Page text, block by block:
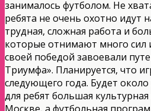
занималось футболом. Не
ребята не очень охотно идут
трудная, сложная работа и
которые отнимают много сил
своей победой завоевали
Триумфа». Планируется, что
следующего года. Будет
для ребят большая